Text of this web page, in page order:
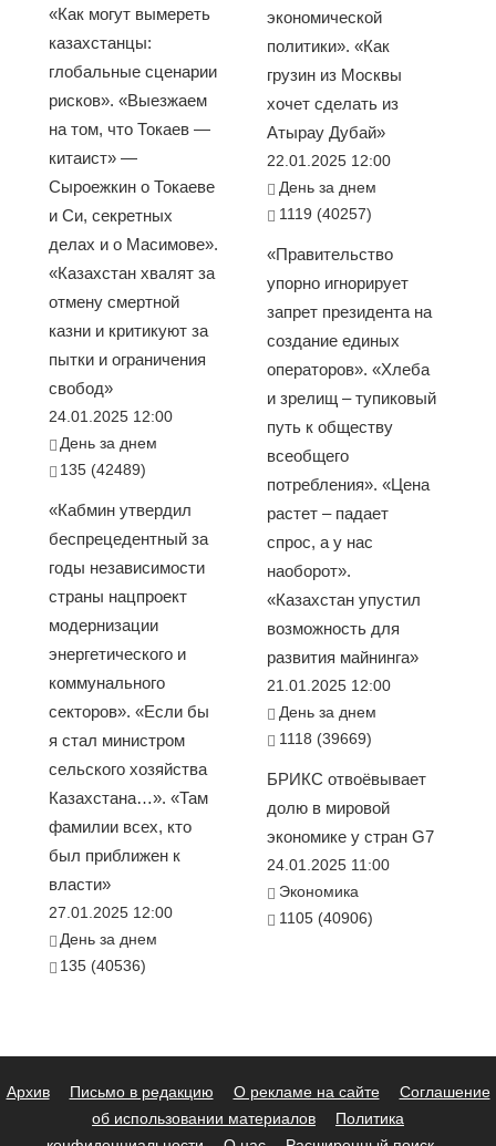
«Как могут вымереть
казахстанцы:
глобальные сценарии
рисков». «Выезжаем
на том, что Токаев —
китаист» —
Сыроежкин о Токаеве
и Си, секретных
делах и о Масимове».
«Казахстан хвалят за
отмену смертной
казни и критикуют за
пытки и ограничения
свобод»
24.01.2025 12:00
День за днем
135 (42489)
«Кабмин утвердил
беспрецедентный за
годы независимости
страны нацпроект
модернизации
энергетического и
коммунального
секторов». «Если бы
я стал министром
сельского хозяйства
Казахстана…». «Там
фамилии всех, кто
был приближен к
власти»
27.01.2025 12:00
День за днем
135 (40536)
экономической
политики». «Как
грузин из Москвы
хочет сделать из
Атырау Дубай»
22.01.2025 12:00
День за днем
1119 (40257)
«Правительство
упорно игнорирует
запрет президента на
создание единых
операторов». «Хлеба
и зрелищ – тупиковый
путь к обществу
всеобщего
потребления». «Цена
растет – падает
спрос, а у нас
наоборот».
«Казахстан упустил
возможность для
развития майнинга»
21.01.2025 12:00
День за днем
1118 (39669)
БРИКС отвоёвывает
долю в мировой
экономике у стран G7
24.01.2025 11:00
Экономика
1105 (40906)
Архив Письмо в редакцию О рекламе на сайте
Соглашение
об использовании материалов
Политика